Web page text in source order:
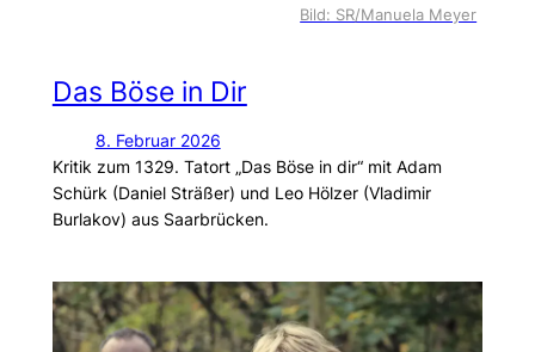
Bild: SR/Manuela Meyer
Das Böse in Dir
8. Februar 2026
Kritik zum 1329. Tatort „Das Böse in dir“ mit Adam
Schürk (Daniel Sträßer) und Leo Hölzer (Vladimir
Burlakov) aus Saarbrücken.